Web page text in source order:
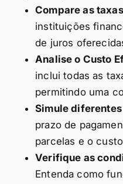
Compare as
instituições
de juros
Analise o Custo
inclui todas as
permitindo uma
Simule
prazo de
parcelas e o
Verifique as
Entenda como